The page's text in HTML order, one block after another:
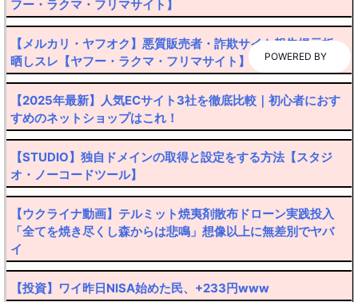
フー・ラクマ・フリマサイト】
【メルカリ・ヤフオク】悪質販売者・詐欺サイト報告掲示板
晒しスレ【ヤフー・ラクマ・フリマサイト】
【2025年最新】人気ECサイト3社を徹底比較｜初心者におす
すめのネットショップはこれ！
【STUDIO】独自ドメインの取得と設定をする方法【スタジ
オ・ノーコードツール】
【ウクライナ動画】テルミット焼夷剤散布ドローン実践投入
「全てを焼き尽くし森からは悲鳴」想像以上に無差別でヤバ
イ
【投資】ワイ昨日NISA始めた民、+233円www
POWERED BY